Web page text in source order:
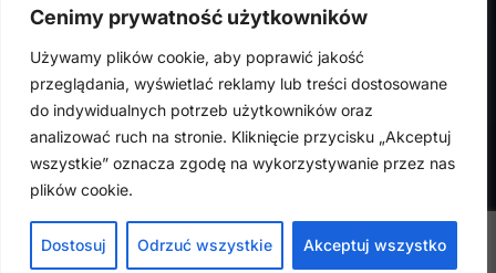
Cenimy prywatność użytkowników
Używamy plików cookie, aby poprawić jakość
przeglądania, wyświetlać reklamy lub treści dostosowane
do indywidualnych potrzeb użytkowników oraz
analizować ruch na stronie. Kliknięcie przycisku „Akceptuj
wszystkie” oznacza zgodę na wykorzystywanie przez nas
plików cookie.
Dostosuj Odrzuć wszystkie Akceptuj wszystko
Zamówienia
Adresy
FalconMedical © 2024. Wszystkie prawa zastrzeżone |
prywatności|Polityka cookies
Design byVENTI